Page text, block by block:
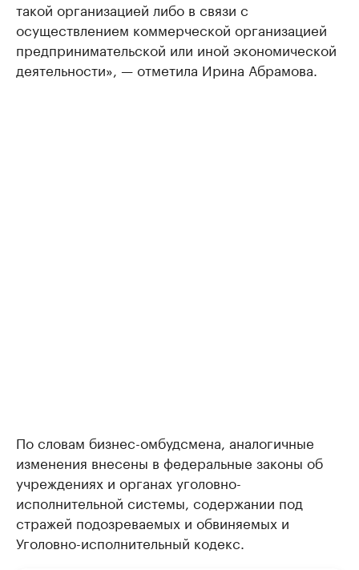
такой организацией либо в связи с
осуществлением коммерческой организацией
предпринимательской или иной экономической
деятельности», — отметила Ирина Абрамова.
По словам бизнес-омбудсмена, аналогичные
изменения внесены в федеральные законы об
учреждениях и органах уголовно-
исполнительной системы, содержании под
стражей подозреваемых и обвиняемых и
Уголовно-исполнительный кодекс.